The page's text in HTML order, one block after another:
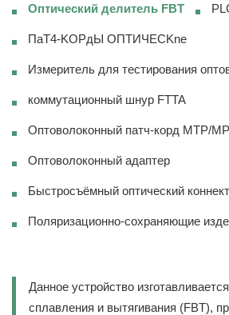
Оптический делитель FBT
ΠaT4-KOPдЫ OПTИЧECKne
Измеритель для тестирования
коммутационный шнур FTTA
Оптоволоконный патч-корд MTP/
Оптоволоконный адаптер
Быстросъёмный оптический
Поляризационно-сохраняющие
Данное устройство
сплавления и вытягивания (FBT),